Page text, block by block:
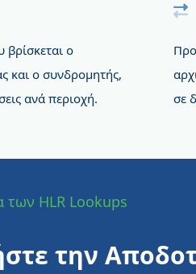
ο
και ο συνδρομητής,
ανά περιοχή.
σε
των HLR Lookups
την